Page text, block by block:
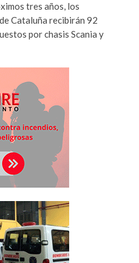
tres años, los
Cataluña recibirán 92
por chasis Scania y